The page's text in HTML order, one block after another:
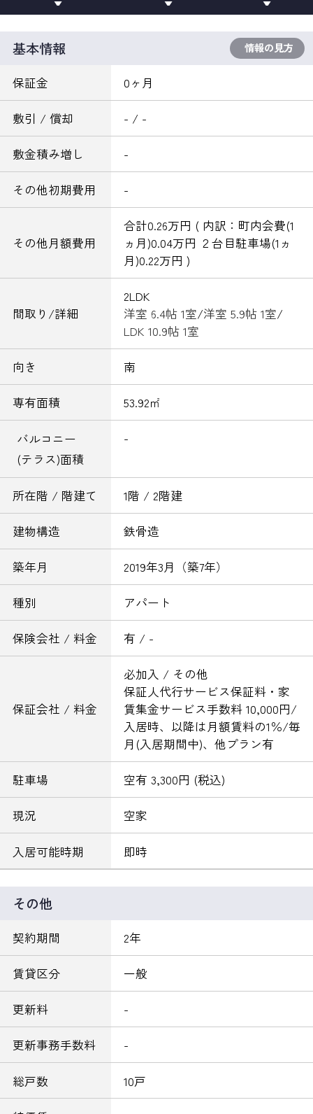
基本情報 情報の見方
保証金 0ヶ月
敷引 / 償却 - / -
敷金積み増し -
その他初期費用 -
その他月額費用
合計0.26万円 ( 内訳：町内会費(1
ヵ月)0.04万円 ２台目駐車場(1ヵ
月)0.22万円 )
間取り/詳細
2LDK
洋室 6.4帖 1室/洋室 5.9帖 1室/
LDK 10.9帖 1室
向き 南
専有面積 53.92㎡
バルコニー
(テラス)面積
-
所在階 / 階建て 1階 / 2階建
建物構造 鉄骨造
築年月 2019年3月（築7年）
種別 アパート
保険会社 / 料金 有 / -
保証会社 / 料金
必加入 / その他
保証人代行サービス保証料・家
賃集金サービス手数料 10,000円/
入居時、以降は月額賃料の1％/毎
月(入居期間中)、他プラン有
駐車場 空有 3,300円 (税込)
現況 空家
入居可能時期 即時
その他
契約期間 2年
賃貸区分 一般
更新料 -
更新事務手数料 -
総戸数 10戸